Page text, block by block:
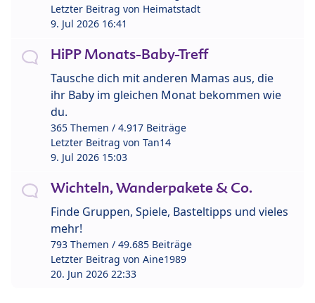
Letzter Beitrag von Heimatstadt
9. Jul 2026 16:41
HiPP Monats-Baby-Treff
Tausche dich mit anderen Mamas aus, die
ihr Baby im gleichen Monat bekommen wie
du.
365 Themen / 4.917 Beiträge
Letzter Beitrag von Tan14
9. Jul 2026 15:03
Wichteln, Wanderpakete & Co.
Finde Gruppen, Spiele, Basteltipps und vieles
mehr!
793 Themen / 49.685 Beiträge
Letzter Beitrag von Aine1989
20. Jun 2026 22:33